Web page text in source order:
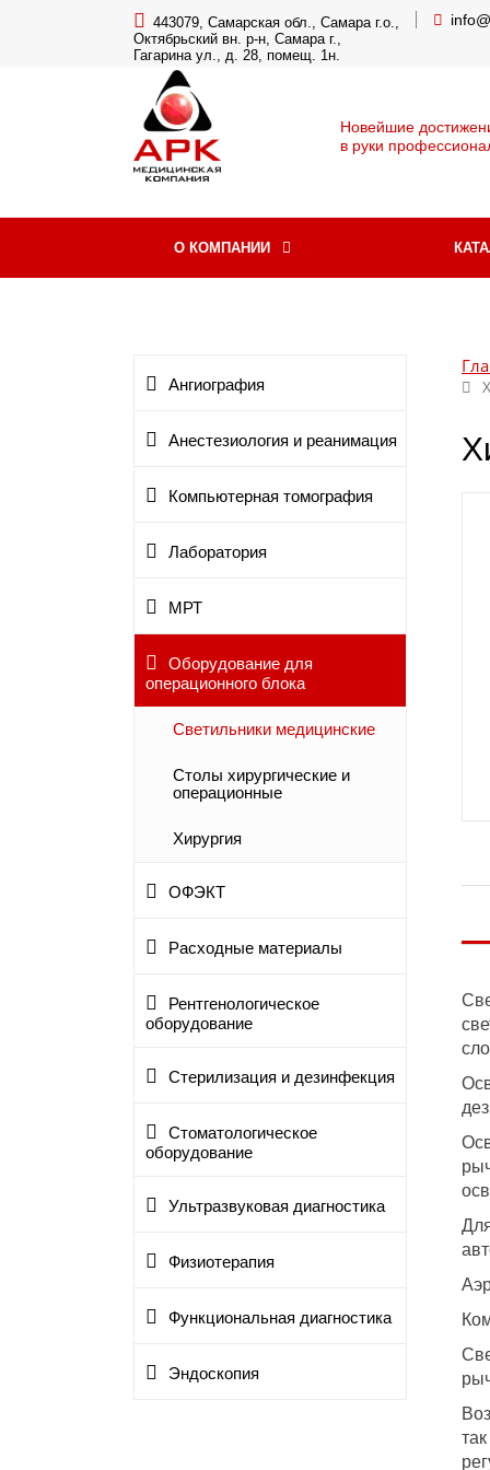
443079, Самарская обл., Самара г.о.,
Октябрьский вн. р-н, Самара г.,
Гагарина ул., д. 28, помещ. 1н.
Новейшие
в руки
О КОМПАНИИ
Ангиография
Анестезиология и реанимация
Компьютерная томография
Лаборатория
МРТ
Оборудование для
операционного блока
Светильники медицинские
Столы хирургические и
операционные
Хирургия
ОФЭКТ
Расходные материалы
Рентгенологическое
оборудование
Стерилизация и дезинфекция
Стоматологическое
оборудование
Ультразвуковая диагностика
Физиотерапия
Функциональная диагностика
Эндоскопия